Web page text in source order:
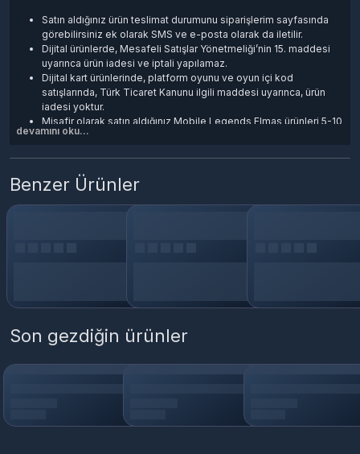
Satın aldığınız ürün teslimat durumunu siparişlerim sayfasında
görebilirsiniz ek olarak SMS ve e-posta olarak da iletilir.
Dijital ürünlerde, Mesafeli Satışlar Yönetmeliği’nin 15. maddesi
uyarınca ürün iadesi ve iptali yapılamaz.
Dijital kart ürünlerinde, platform oyunu ve oyun içi kod
satışlarında, Türk Ticaret Kanunu ilgili maddesi uyarınca, ürün
iadesi yoktur.
Misafir olarak satın aldığınız Mobile Legends Elmas ürünleri 5-10
dakika içerisinde işleme alınır gecikme durumunda Canlı
devamını oku...
Benzer Ürünler
Son gezdiğin ürünler